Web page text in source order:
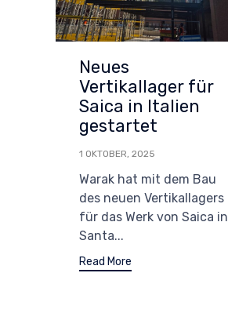
Neues
Vertikallager für
Saica in Italien
gestartet
1 OKTOBER, 2025
Warak hat mit dem Bau
des neuen Vertikallagers
für das Werk von Saica in
Santa...
Read More